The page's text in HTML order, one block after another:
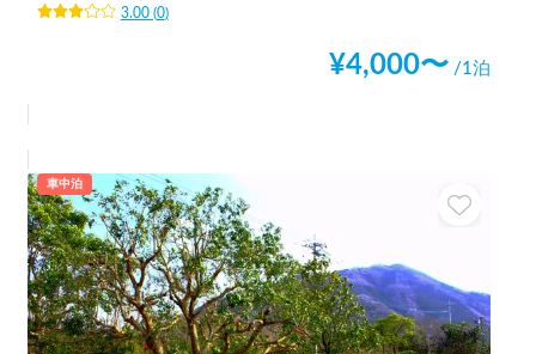
3.00(0)
¥4,000〜 /1泊
車中泊